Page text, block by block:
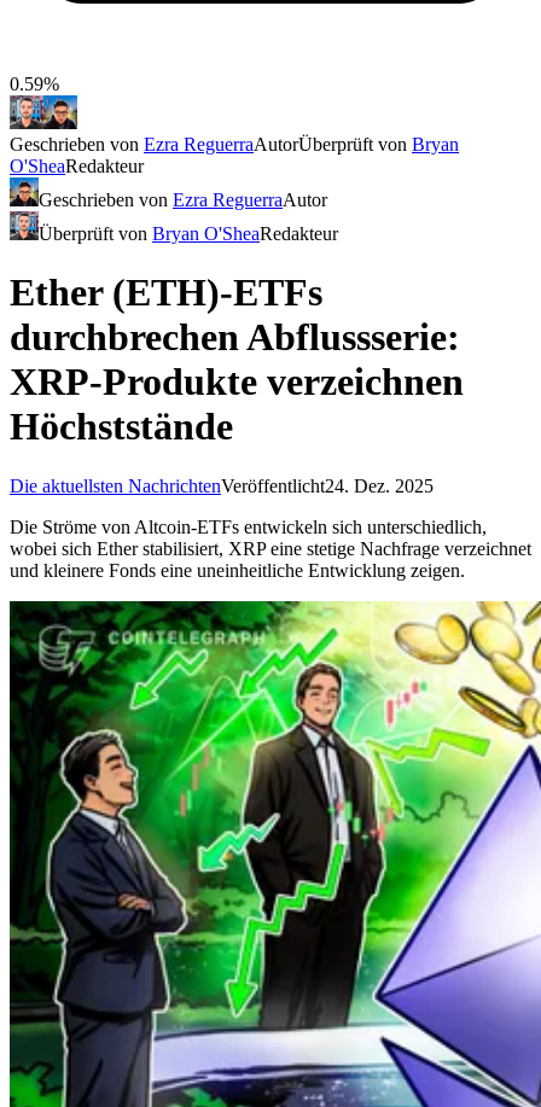
0.59%
Geschrieben von Ezra ReguerraAutorÜberprüft von Bryan
O'SheaRedakteur
Geschrieben von Ezra ReguerraAutor
Überprüft von Bryan O'SheaRedakteur
Ether (ETH)-ETFs
durchbrechen Abflussserie:
XRP-Produkte verzeichnen
Höchststände
Die aktuellsten NachrichtenVeröffentlicht24. Dez. 2025
Die Ströme von Altcoin-ETFs entwickeln sich unterschiedlich,
wobei sich Ether stabilisiert, XRP eine stetige Nachfrage verzeichnet
und kleinere Fonds eine uneinheitliche Entwicklung zeigen.